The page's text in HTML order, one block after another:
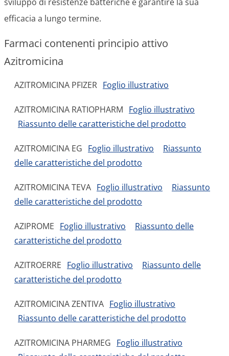
efficacia a lungo termine.
Farmaci contenenti principio attivo
Azitromicina
AZITROMICINA PFIZER Foglio illustrativo
AZITROMICINA RATIOPHARM Foglio illustrativo
Riassunto delle caratteristiche del prodotto
AZITROMICINA EG Foglio illustrativo
Riassunto
delle caratteristiche del prodotto
AZITROMICINA TEVA Foglio illustrativo
Riassunto
delle caratteristiche del prodotto
AZIPROME Foglio illustrativo
Riassunto delle
caratteristiche del prodotto
AZITROERRE Foglio illustrativo
Riassunto delle
caratteristiche del prodotto
AZITROMICINA ZENTIVA Foglio illustrativo
Riassunto delle caratteristiche del prodotto
AZITROMICINA PHARMEG Foglio illustrativo